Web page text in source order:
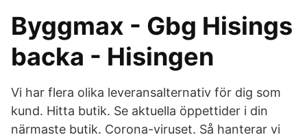
Byggmax - Gbg Hisings
backa - Hisingen
Vi har flera olika leveransalternativ för dig som
kund. Hitta butik. Se aktuella öppettider i din
närmaste butik. Corona-viruset. Så hanterar vi